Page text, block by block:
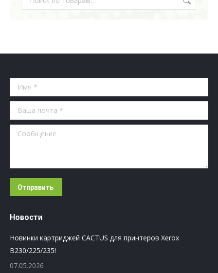
Имя *
Ваша почта *
Сообщение
Отправить
Новости
Новинки картриджей CACTUS для принтеров Xerox
B230/225/235!
07.05.2026